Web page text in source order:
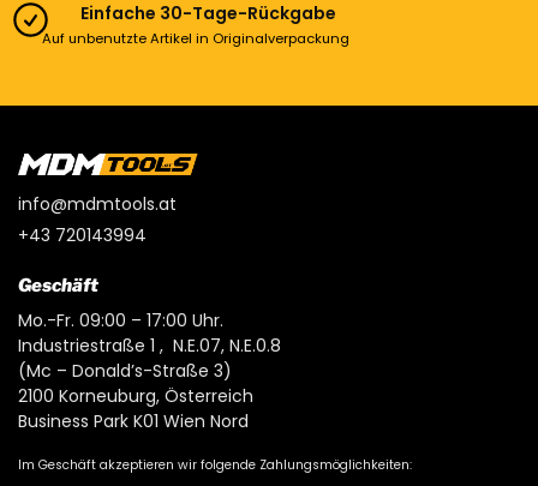
Einfache 30-Tage-Rückgabe
Auf unbenutzte Artikel in Originalverpackung
info@mdmtools.at
+43 720143994
Geschäft
Mo.-Fr. 09:00 – 17:00 Uhr.
Industriestraße 1 , N.E.07, N.E.0.8
(Mc – Donald’s-Straße 3)
2100 Korneuburg, Österreich
Business Park K01 Wien Nord
Im Geschäft akzeptieren wir folgende Zahlungsmöglichkeiten: